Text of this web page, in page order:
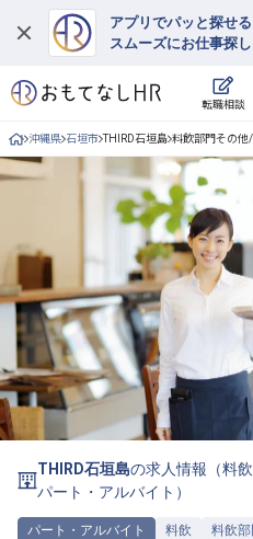
アプリでパッと探せる
スムーズにお仕事探し
転職相談
ログイン
求人・施設を探す
キープした求人
就職・転職 合同説明会
おもてなしHRについて
ご利用の流れ
よくある質問
ホテル・宿泊業界情報コラ
無料 転職サポート
沖縄県 石垣市 THIRD石垣島 料飲部門その他
THIRD石垣島の求人情報（料飲
パート・アルバイト ）
パート・アルバイト 料飲 料飲